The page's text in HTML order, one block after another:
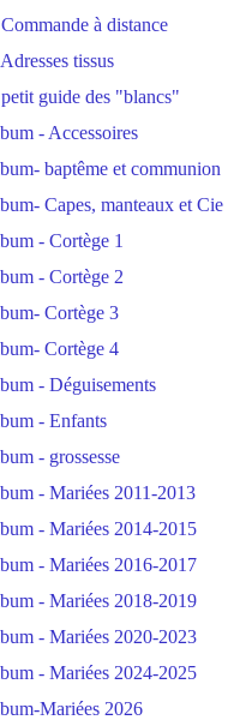
à distance
tissus
guide des "blancs"
- Accessoires
baptême et communion
Capes, manteaux et Cie
- Cortège 1
- Cortège 2
Cortège 3
Cortège 4
- Déguisements
- Enfants
- grossesse
- Mariées 2011-2013
- Mariées 2014-2015
- Mariées 2016-2017
- Mariées 2018-2019
- Mariées 2020-2023
- Mariées 2024-2025
Mariées 2026